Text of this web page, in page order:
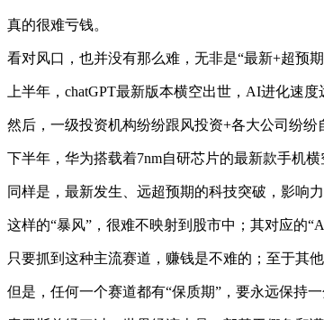
真的很难亏钱。
看对风口，也并没有那么难，无非是“最新+超预期
上半年，chatGPT最新版本横空出世，AI进化速
然后，一级投资机构纷纷跟风投资+各大公司纷
下半年，华为搭载着7nm自研芯片的最新款手机
同样是，最新发生、远超预期的科技突破，影响力
这样的“暴风”，很难不映射到股市中；其对应的
只要抓到这种主流赛道，赚钱是不难的；至于其他
但是，任何一个赛道都有“保质期”，要永远保持